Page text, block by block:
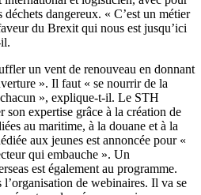
dangereux. « C’est un métier
du Brexit qui nous est jusqu’ici
un vent de renouveau en donnant
». Il faut « se nourrir de la
», explique-t-il. Le STH
son expertise grâce à la création de
au maritime, à la douane et à la
aux jeunes est annoncée pour «
qui embauche ». Un
est également au programme.
de webinaires. Il va se